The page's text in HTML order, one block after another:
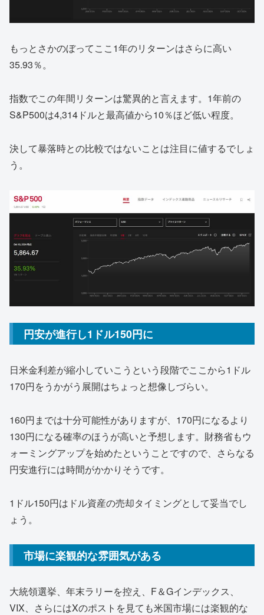
もっとさかのぼってここ1年のリターンはさらに高い
35.93％。
指数でこの年間リターンは驚異的と言えます。1年前の
S&P500は4,314ドルと最高値から10％ほど低い程度。
決して暴落時との比較ではないことは注目に値するでしょ
う。
円安が進行し1ドル150円に
日米金利差が縮小していこうという段階でここから1ドル
170円をうかがう展開はちょっと想像しづらい。
160円までは十分可能性がありますが、170円になるより
130円になる確率のほうが高いと予想します。財務省もウ
ォーミングアップを始めたということですので、さらなる
円安進行には時間がかかりそうです。
1ドル150円はドル資産の売却タイミングとして妥当でし
ょう。
市場に楽観的な雰囲気がある
大統領選挙、年末ラリーを控え、F＆Gインデックス、
VIX、さらにはXのポストを見ても米国市場には楽観的な